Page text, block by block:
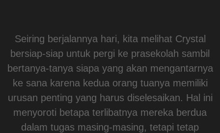
Seiring berjalannya hari, kita melihat Crystal
bersiap-siap untuk pergi ke prasekolah sambil
bertanya-tanya siapa yang akan mengantarnya
ke sana karena kedua orang tuanya memiliki
urusan penting yang harus diselesaikan. Hal ini
menyoroti betapa terlibatnya mereka berdua
dalam tugas masing-masing, tetapi tetap